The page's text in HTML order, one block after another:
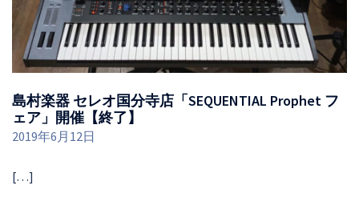
島村楽器 セレオ国分寺店「SEQUENTIAL Prophet フ
ェア」開催【終了】
2019年6月12日
[…]